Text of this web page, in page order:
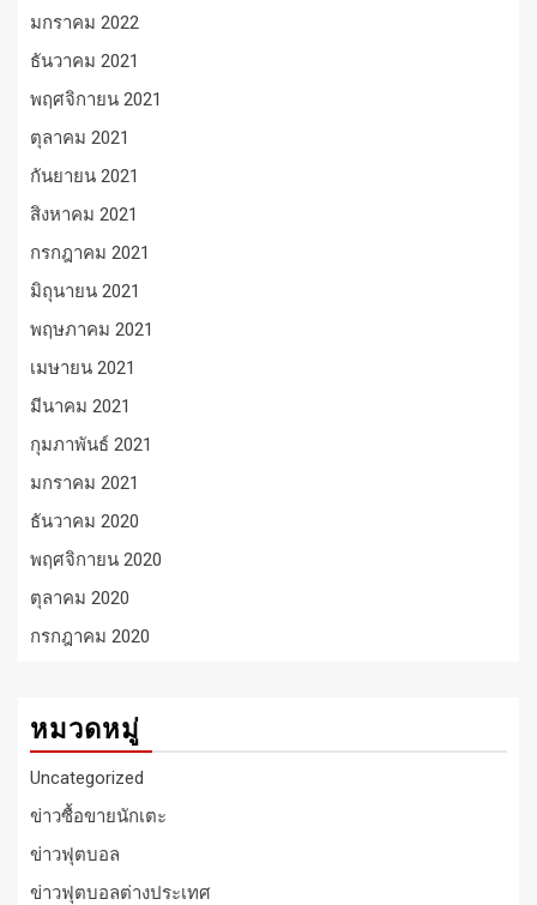
มกราคม 2022
ธันวาคม 2021
พฤศจิกายน 2021
ตุลาคม 2021
กันยายน 2021
สิงหาคม 2021
กรกฎาคม 2021
มิถุนายน 2021
พฤษภาคม 2021
เมษายน 2021
มีนาคม 2021
กุมภาพันธ์ 2021
มกราคม 2021
ธันวาคม 2020
พฤศจิกายน 2020
ตุลาคม 2020
กรกฎาคม 2020
หมวดหมู่
Uncategorized
ข่าวซื้อขายนักเตะ
ข่าวฟุตบอล
ข่าวฟุตบอลต่างประเทศ